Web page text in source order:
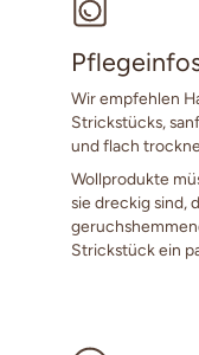
Wir empfehlen
Strickstücks,
und flach
Wollprodukte
sie dreckig sind,
Strickstück ein